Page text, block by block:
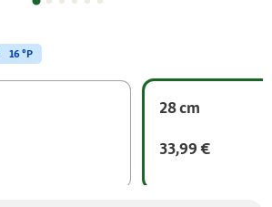
28 cm
33,99 €
16 °P